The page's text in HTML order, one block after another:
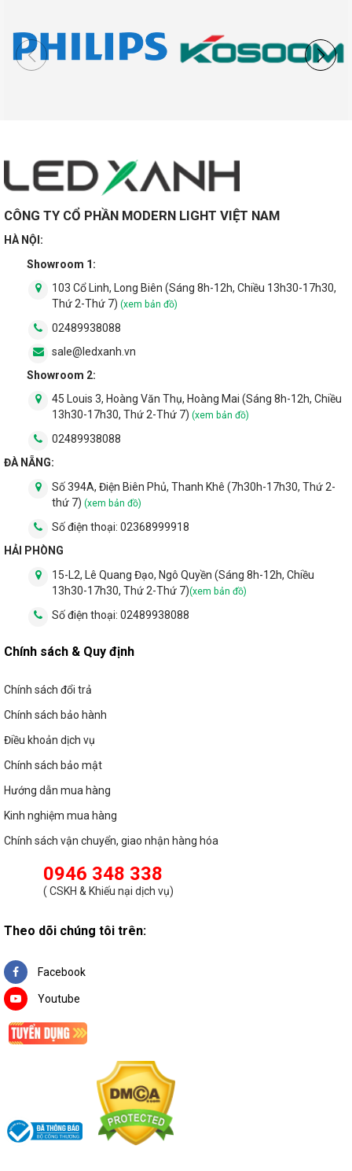
CÔNG TY CỔ PHẦN MODERN LIGHT VIỆT NAM
HÀ NỘI:
Showroom 1:
103 Cổ Linh, Long Biên (Sáng 8h-12h, Chiều 13h30-17h30,
Thứ 2-Thứ 7) (xem bản đồ)
02489938088
sale@ledxanh.vn
Showroom 2:
45 Louis 3, Hoàng Văn Thụ, Hoàng Mai (Sáng 8h-12h, Chiều
13h30-17h30, Thứ 2-Thứ 7) (xem bản đồ)
02489938088
ĐÀ NẴNG:
Số 394A, Điện Biên Phủ, Thanh Khê (7h30h-17h30, Thứ 2-
thứ 7) (xem bản đồ)
Số điện thoại: 02368999918
HẢI PHÒNG
15-L2, Lê Quang Đạo, Ngô Quyền (Sáng 8h-12h, Chiều
13h30-17h30, Thứ 2-Thứ 7)(xem bản đồ)
Số điện thoại: 02489938088
Chính sách & Quy định
Chính sách đổi trả
Chính sách bảo hành
Điều khoản dịch vụ
Chính sách bảo mật
Hướng dẫn mua hàng
Kinh nghiệm mua hàng
Chính sách vận chuyển, giao nhận hàng hóa
0946 348 338
( CSKH & Khiếu nại dịch vụ)
Theo dõi chúng tôi trên:
Facebook
Youtube